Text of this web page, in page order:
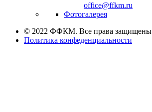
office@ffkm.ru
Фотогалерея
© 2022 ФФКМ. Все права защищены
Политика конфеденциальности